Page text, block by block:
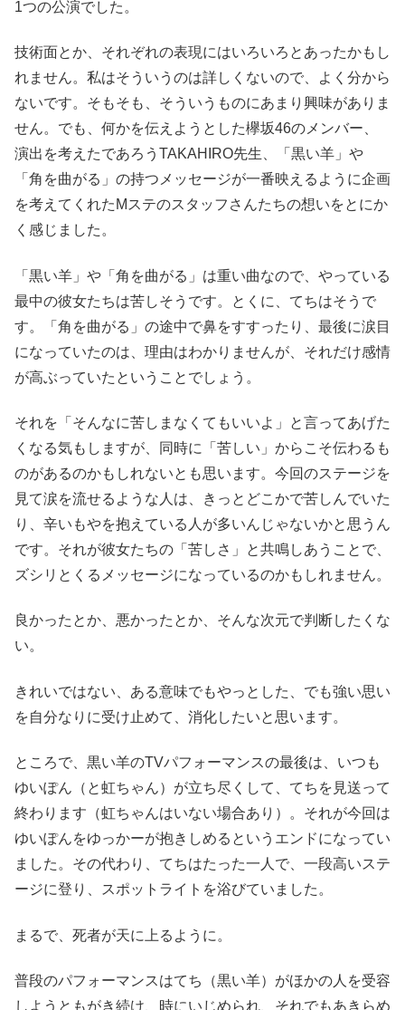
1つの公演でした。
技術面とか、それぞれの表現にはいろいろとあったかもし
れません。私はそういうのは詳しくないので、よく分から
ないです。そもそも、そういうものにあまり興味がありま
せん。でも、何かを伝えようとした欅坂46のメンバー、
演出を考えたであろうTAKAHIRO先生、「黒い羊」や
「角を曲がる」の持つメッセージが一番映えるように企画
を考えてくれたMステのスタッフさんたちの想いをとにか
く感じました。
「黒い羊」や「角を曲がる」は重い曲なので、やっている
最中の彼女たちは苦しそうです。とくに、てちはそうで
す。「角を曲がる」の途中で鼻をすすったり、最後に涙目
になっていたのは、理由はわかりませんが、それだけ感情
が高ぶっていたということでしょう。
それを「そんなに苦しまなくてもいいよ」と言ってあげた
くなる気もしますが、同時に「苦しい」からこそ伝わるも
のがあるのかもしれないとも思います。今回のステージを
見て涙を流せるような人は、きっとどこかで苦しんでいた
り、辛いもやを抱えている人が多いんじゃないかと思うん
です。それが彼女たちの「苦しさ」と共鳴しあうことで、
ズシリとくるメッセージになっているのかもしれません。
良かったとか、悪かったとか、そんな次元で判断したくな
い。
きれいではない、ある意味でもやっとした、でも強い思い
を自分なりに受け止めて、消化したいと思います。
ところで、黒い羊のTVパフォーマンスの最後は、いつも
ゆいぽん（と虹ちゃん）が立ち尽くして、てちを見送って
終わります（虹ちゃんはいない場合あり）。それが今回は
ゆいぽんをゆっかーが抱きしめるというエンドになってい
ました。その代わり、てちはたった一人で、一段高いステ
ージに登り、スポットライトを浴びていました。
まるで、死者が天に上るように。
普段のパフォーマンスはてち（黒い羊）がほかの人を受容
しようともがき続け、時にいじめられ、それでもあきらめ